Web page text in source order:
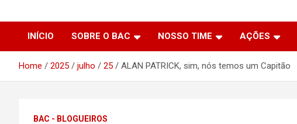
Arquibancada Colorada
INÍCIO SOBRE O BAC NOSSO TIME AÇÕES
Home 2025 julho 25 ALAN PATRICK, sim, nós temos um Capitão
BAC - BLOGUEIROS